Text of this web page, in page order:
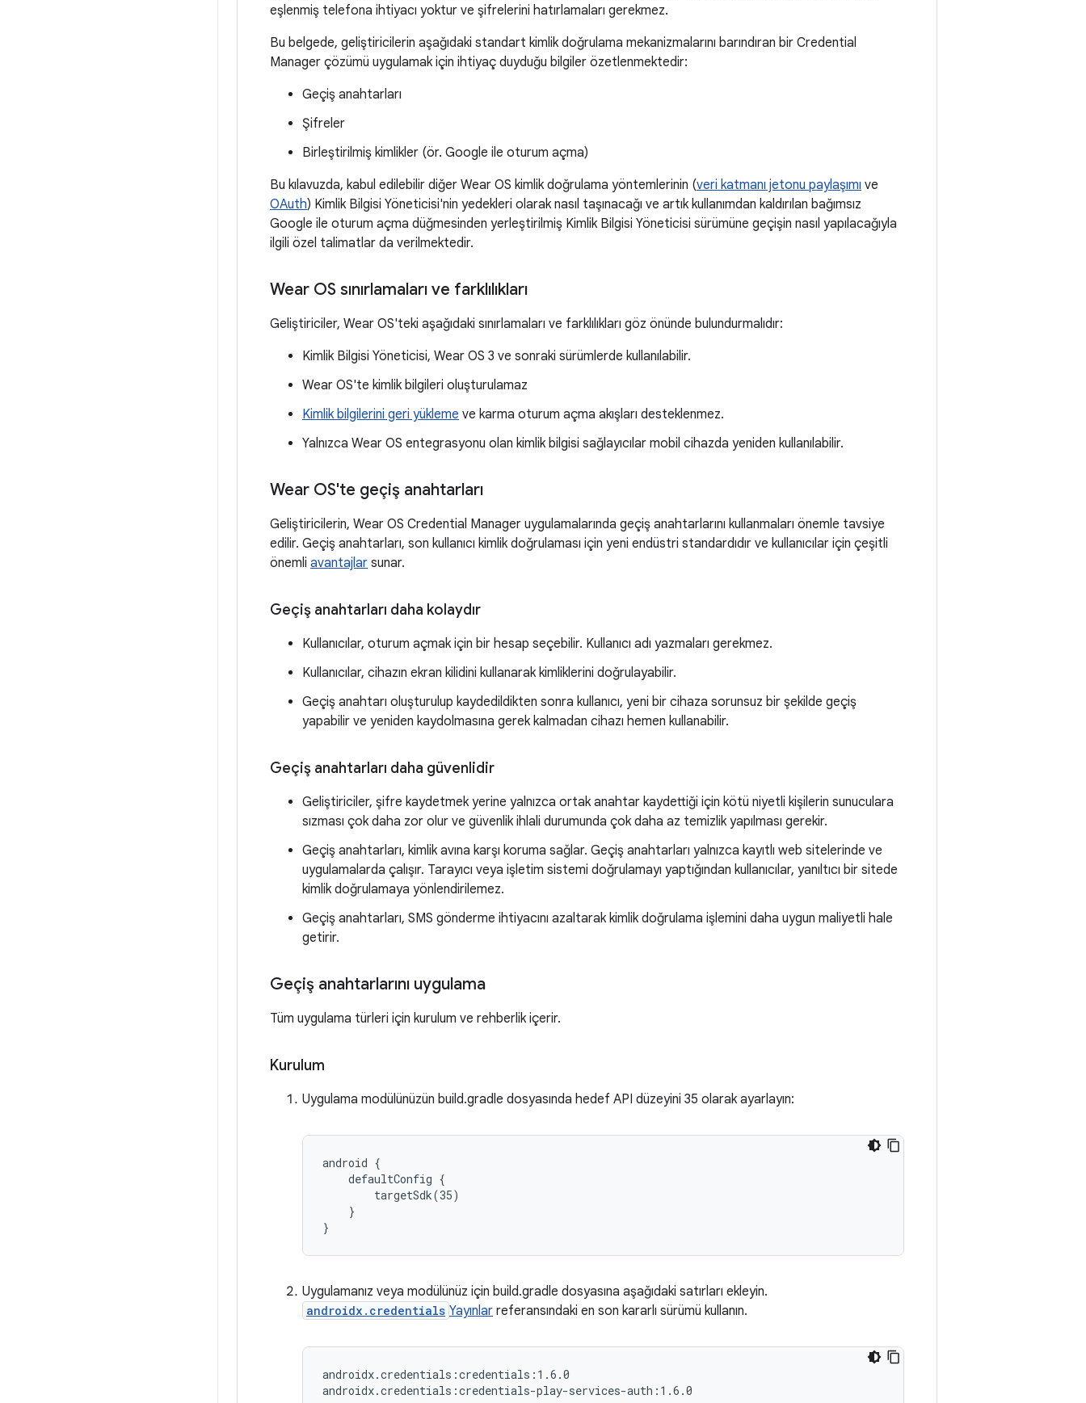
eşlenmiş telefona ihtiyacı yoktur ve şifrelerini hatırlamaları gerekmez.
Bu belgede, geliştiricilerin aşağıdaki standart kimlik doğrulama mekanizmalarını barındıran bir Credential
Manager çözümü uygulamak için ihtiyaç duyduğu bilgiler özetlenmektedir:
Geçiş anahtarları
Şifreler
Birleştirilmiş kimlikler (ör. Google ile oturum açma)
Bu kılavuzda, kabul edilebilir diğer Wear OS kimlik doğrulama yöntemlerinin (veri katmanı jetonu paylaşımı ve
OAuth) Kimlik Bilgisi Yöneticisi'nin yedekleri olarak nasıl taşınacağı ve artık kullanımdan kaldırılan bağımsız
Google ile oturum açma düğmesinden yerleştirilmiş Kimlik Bilgisi Yöneticisi sürümüne geçişin nasıl yapılacağıyla
ilgili özel talimatlar da verilmektedir.
Wear OS sınırlamaları ve farklılıkları
Geliştiriciler, Wear OS'teki aşağıdaki sınırlamaları ve farklılıkları göz önünde bulundurmalıdır:
Kimlik Bilgisi Yöneticisi, Wear OS 3 ve sonraki sürümlerde kullanılabilir.
Wear OS'te kimlik bilgileri oluşturulamaz
Kimlik bilgilerini geri yükleme ve karma oturum açma akışları desteklenmez.
Yalnızca Wear OS entegrasyonu olan kimlik bilgisi sağlayıcılar mobil cihazda yeniden kullanılabilir.
Wear OS'te geçiş anahtarları
Geliştiricilerin, Wear OS Credential Manager uygulamalarında geçiş anahtarlarını kullanmaları önemle tavsiye
edilir. Geçiş anahtarları, son kullanıcı kimlik doğrulaması için yeni endüstri standardıdır ve kullanıcılar için çeşitli
önemli avantajlar sunar.
Geçiş anahtarları daha kolaydır
Kullanıcılar, oturum açmak için bir hesap seçebilir. Kullanıcı adı yazmaları gerekmez.
Kullanıcılar, cihazın ekran kilidini kullanarak kimliklerini doğrulayabilir.
Geçiş anahtarı oluşturulup kaydedildikten sonra kullanıcı, yeni bir cihaza sorunsuz bir şekilde geçiş
yapabilir ve yeniden kaydolmasına gerek kalmadan cihazı hemen kullanabilir.
Geçiş anahtarları daha güvenlidir
Geliştiriciler, şifre kaydetmek yerine yalnızca ortak anahtar kaydettiği için kötü niyetli kişilerin sunuculara
sızması çok daha zor olur ve güvenlik ihlali durumunda çok daha az temizlik yapılması gerekir.
Geçiş anahtarları, kimlik avına karşı koruma sağlar. Geçiş anahtarları yalnızca kayıtlı web sitelerinde ve
uygulamalarda çalışır. Tarayıcı veya işletim sistemi doğrulamayı yaptığından kullanıcılar, yanıltıcı bir sitede
kimlik doğrulamaya yönlendirilemez.
Geçiş anahtarları, SMS gönderme ihtiyacını azaltarak kimlik doğrulama işlemini daha uygun maliyetli hale
getirir.
Geçiş anahtarlarını uygulama
Tüm uygulama türleri için kurulum ve rehberlik içerir.
Kurulum
Uygulama modülünüzün build.gradle dosyasında hedef API düzeyini 35 olarak ayarlayın:
android {
    defaultConfig {
        targetSdk(35)
    }
Uygulamanız veya modülünüz için build.gradle dosyasına aşağıdaki satırları ekleyin.
androidx.credentials Yayınlar referansındaki en son kararlı sürümü kullanın.
androidx.credentials:credentials:1.6.0